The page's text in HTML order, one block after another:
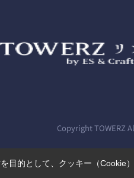
Copyright TOWERZ
目的として、クッキー（Cookie